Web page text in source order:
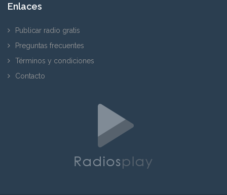
Enlaces
Publicar radio gratis
Preguntas frecuentes
Términos y condiciones
Contacto